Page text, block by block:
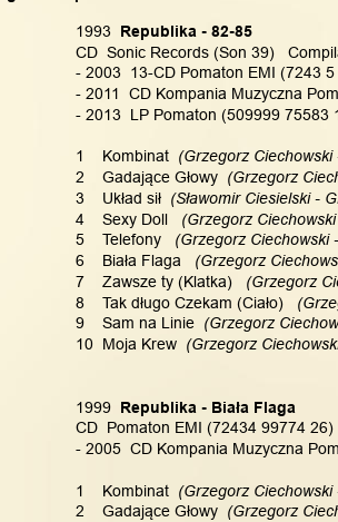
1993
  Republika - 82-85
CD  Sonic Records (Son 39)
- 2003  13-CD Pomaton EMI (7243
- 2011  CD Kompania Muzyczna
- 2013  LP Pomaton (509999 75583
1    Kombinat
(Grzegorz Ciechowski
2    Gadające Głowy
(Grzegorz
3    Układ sił
(Sławomir Ciesielski -
4    Sexy Doll
(Grzegorz
5    Telefony
(Grzegorz Ciechowski
6    Biała Flaga
(Grzegorz
7    Zawsze ty (Klatka)
(Grzegorz
8    Tak długo Czekam (Ciało)
9    Sam na Linie
(Grzegorz
10  Moja Krew
(Grzegorz
1999
  Republika - Biała Flaga
CD  Pomaton EMI (72434 99774
- 2005  CD Kompania Muzyczna
1    Kombinat
(Grzegorz Ciechowski
2    Gadające Głowy
(Grzegorz